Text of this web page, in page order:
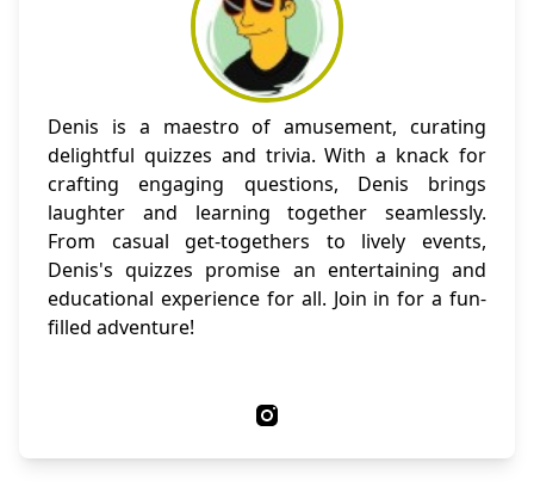
Denis is a maestro of amusement, curating
delightful quizzes and trivia. With a knack for
crafting engaging questions, Denis brings
laughter and learning together seamlessly.
From casual get-togethers to lively events,
Denis's quizzes promise an entertaining and
educational experience for all. Join in for a fun-
filled adventure!